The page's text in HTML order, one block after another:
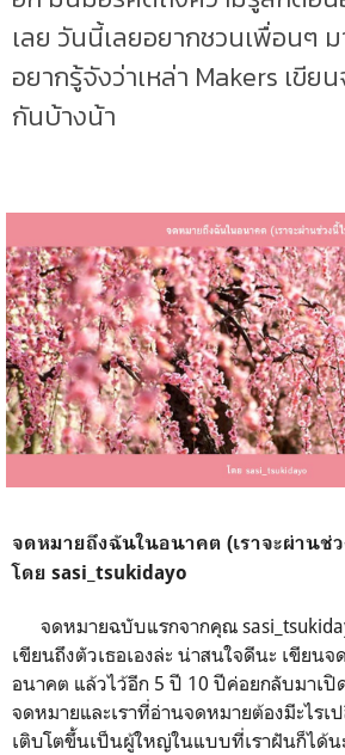
เลย วันนี้เลยอยากชวนเพื่อนๆ
อยากรู้จังว่าเหล่า Makers เขีย
กันบ้างน้า
จดหมายถึงฉันในอนาคต (เราจะผ่านช่
โดย sasi_tsukidayo
จดหมายฉบับแรกจากคุณ
เขียนถึงตัวเธอเองล่ะ น่าสนใจดีนะ เขียน
อนาคต แล้วไว้อีก 5 ปี 10 ปีค่อยกลับมาเปิ
จดหมายและเราที่อ่านจดหมายต้องมีะไรเ
เติบโตขึ้นเป็นผู้ใหญ่ในแบบที่เราฝันก็ได้น